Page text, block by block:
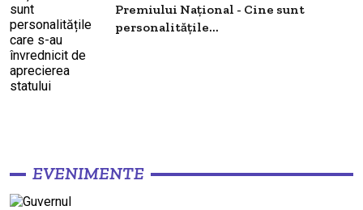
Premiului Național - Cine sunt
personalitățile...
EVENIMENTE